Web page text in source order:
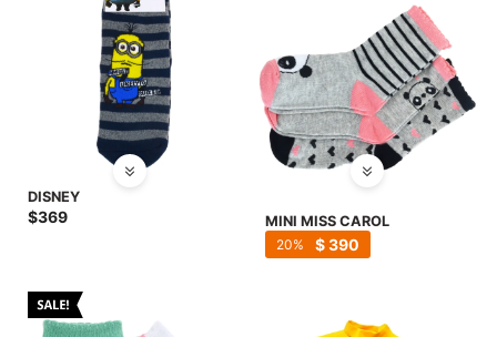
DISNEY
$369 MINI MISS CAROL
$390
20